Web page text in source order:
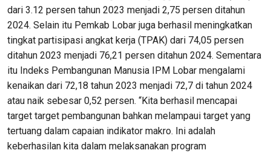
dari 3.12 persen tahun 2023 menjadi 2,75 persen ditahun
2024. Selain itu Pemkab Lobar juga berhasil meningkatkan
tingkat partisipasi angkat kerja (TPAK) dari 74,05 persen
ditahun 2023 menjadi 76,21 persen ditahun 2024. Sementara
itu Indeks Pembangunan Manusia IPM Lobar mengalami
kenaikan dari 72,18 tahun 2023 menjadi 72,7 di tahun 2024
atau naik sebesar 0,52 persen. “Kita berhasil mencapai
target target pembangunan bahkan melampaui target yang
tertuang dalam capaian indikator makro. Ini adalah
keberhasilan kita dalam melaksanakan program